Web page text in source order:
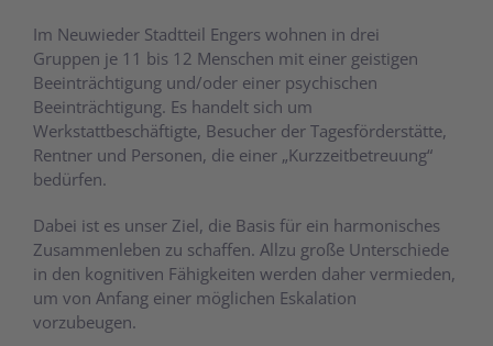
Im Neuwieder Stadtteil Engers wohnen in drei
Gruppen je 11 bis 12 Menschen mit einer geistigen
Beeinträchtigung und/oder einer psychischen
Beeinträchtigung. Es handelt sich um
Werkstattbeschäftigte, Besucher der Tagesförderstätte,
Rentner und Personen, die einer „Kurzzeitbetreuung“
bedürfen.
Dabei ist es unser Ziel, die Basis für ein harmonisches
Zusammenleben zu schaffen. Allzu große Unterschiede
in den kognitiven Fähigkeiten werden daher vermieden,
um von Anfang einer möglichen Eskalation
vorzubeugen.